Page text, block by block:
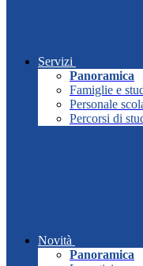
Servizi
Panoramica
Famiglie e
Personale
Percorsi di
Novità
Panoramica